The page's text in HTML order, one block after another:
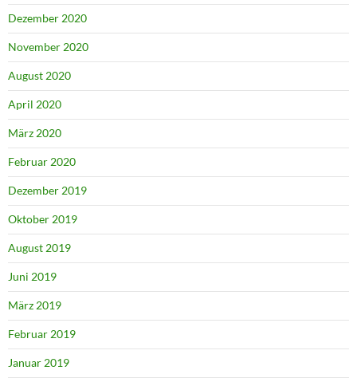
Dezember 2020
November 2020
August 2020
April 2020
März 2020
Februar 2020
Dezember 2019
Oktober 2019
August 2019
Juni 2019
März 2019
Februar 2019
Januar 2019